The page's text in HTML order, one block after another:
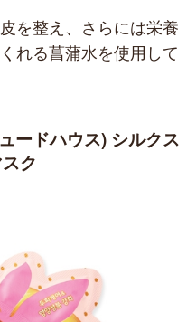
を整え、さらには栄養
れる菖蒲水を使用して
ードハウス) シルクス
ク